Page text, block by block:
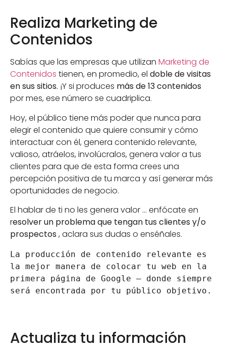
Realiza Marketing de
Contenidos
Sabías que las empresas que utilizan Marketing de
Contenidos tienen, en promedio, el doble de visitas
en sus sitios. ¡Y si produces más de 13 contenidos
por mes, ese número se cuadriplica.
Hoy, el público tiene más poder que nunca para
elegir el contenido que quiere consumir y cómo
interactuar con él, genera contenido relevante,
valioso, atráelos, involúcralos, genera valor a tus
clientes para que de esta forma crees una
percepción positiva de tu marca y así generar más
oportunidades de negocio.
El hablar de ti no les genera valor … enfócate en
resolver un problema que tengan tus clientes y/o
prospectos , aclara sus dudas o enséñales.
La producción de contenido relevante es
la mejor manera de colocar tu web en la
primera página de Google — donde siempre
será encontrada por tu público objetivo.
Actualiza tu información